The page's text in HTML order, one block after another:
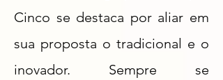
Cinco se destaca por aliar em
sua proposta o tradicional e o
inovador. Sempre se